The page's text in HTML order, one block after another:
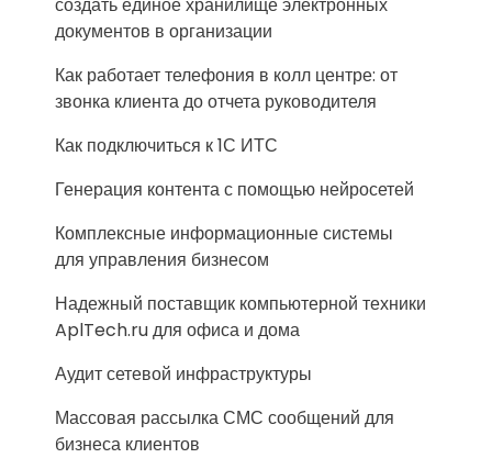
документов в организации
Как работает телефония в колл центре: от
звонка клиента до отчета руководителя
Как подключиться к 1С ИТС
Генерация контента с помощью нейросетей
Комплексные информационные системы
для управления бизнесом
Надежный поставщик компьютерной техники
AplTech.ru для офиса и дома
Аудит сетевой инфраструктуры
Массовая рассылка СМС сообщений для
бизнеса клиентов